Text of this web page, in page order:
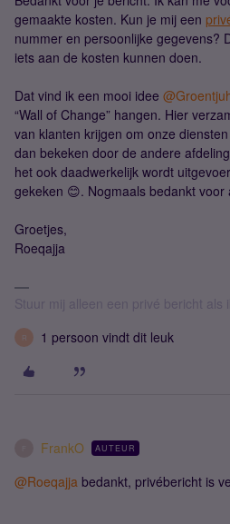
gemaakte kosten. Kun je mij een
nummer en persoonlijke gegevens?
iets aan de kosten kunnen doen.
Dat vind ik een mooi idee
“Wall of Change” hangen. Hier
van klanten krijgen om onze
dan bekeken door de andere
het ook daadwerkelijk wordt
gekeken 😊. Nogmaals bedankt voor
Groetjes,
Roeqajja
Stuur mij alleen een privé bericht als
R 1 persoon vindt dit leuk
FrankO AUTEUR
@Roeqajja bedankt, privébericht is